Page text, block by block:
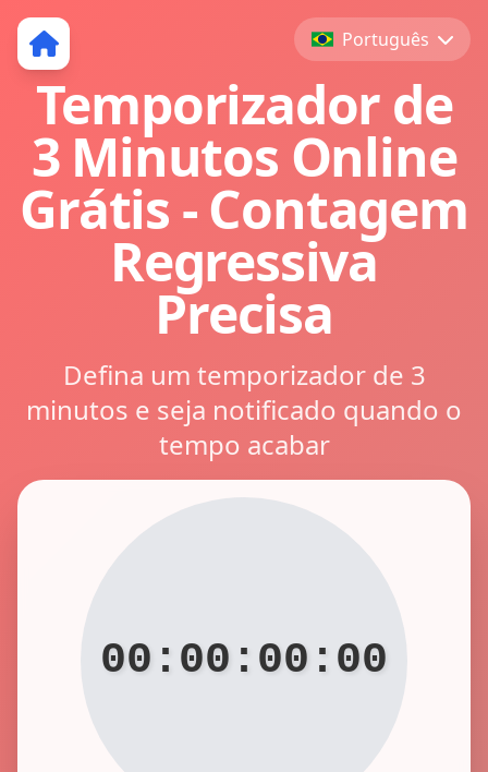
Português
Temporizador de
3 Minutos Online
Grátis - Contagem
Regressiva
Precisa
Defina um temporizador de 3
minutos e seja notificado quando o
tempo acabar
00:00:00:00